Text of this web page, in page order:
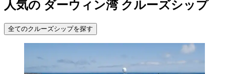
人気の ダーウィン湾 クルーズシップ
全てのクルーズシップを探す